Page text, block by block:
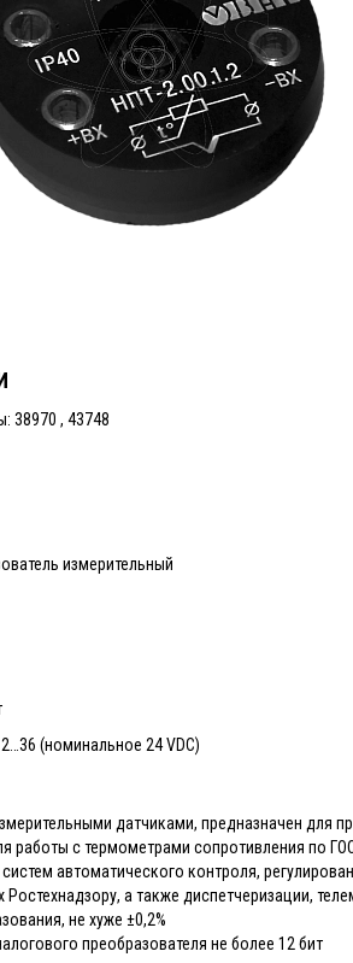
38970 , 43748
измерительный
(номинальное 24 VDC)
датчиками, предназначен для
работы с термометрами сопротивления по
автоматического контроля,
а также диспетчеризации,
не хуже ±0,2%
преобразователя не более 12 бит